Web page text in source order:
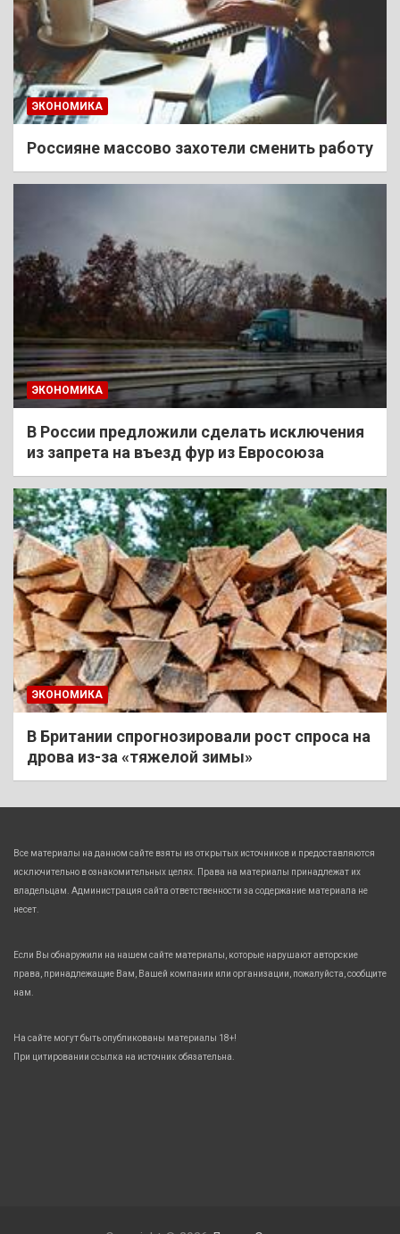
ЭКОНОМИКА
Россияне массово захотели сменить работу
ЭКОНОМИКА
В России предложили сделать исключения
из запрета на въезд фур из Евросоюза
ЭКОНОМИКА
В Британии спрогнозировали рост спроса на
дрова из-за «тяжелой зимы»
Все материалы на данном сайте взяты из открытых источников и предоставляются
исключительно в ознакомительных целях. Права на материалы принадлежат их
владельцам. Администрация сайта ответственности за содержание материала не
несет.
Если Вы обнаружили на нашем сайте материалы, которые нарушают авторские
права, принадлежащие Вам, Вашей компании или организации, пожалуйста, сообщите
нам.
На сайте могут быть опубликованы материалы 18+!
При цитировании ссылка на источник обязательна.